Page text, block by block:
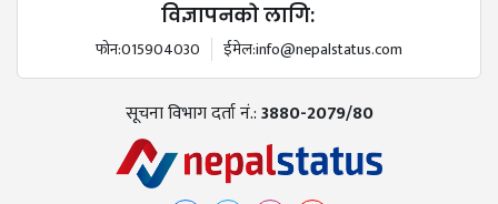
विज्ञापनको लागि:
फोन:015904030 ईमेल:info@nepalstatus.com
सूचना विभाग दर्ता नं.:3880-2079/80